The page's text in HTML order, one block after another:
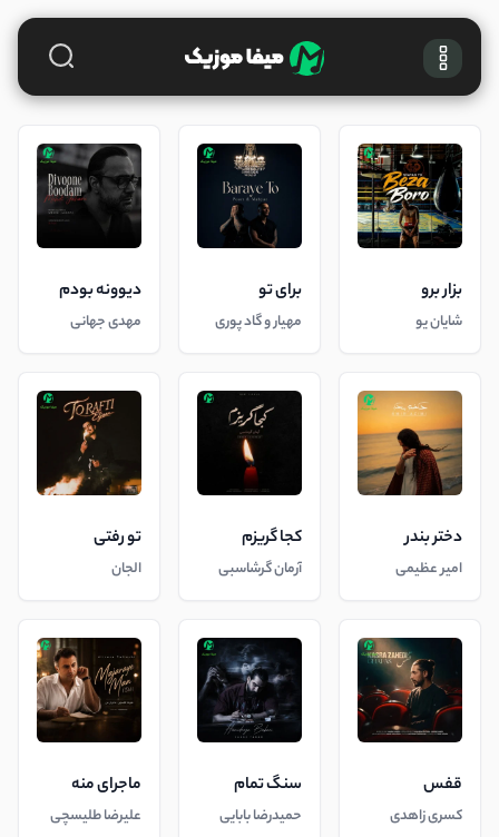
بزار برو
شایان یو
برای تو
مهیار و گاد پوری
دیوونه بودم
مهدی جهانی
دختر بندر
امیر عظیمی
کجا گریزم
آرمان گرشاسبی
تو رفتی
الجان
قفس
کسری زاهدی
سنگ تمام
حمیدرضا بابایی
ماجرای منه
علیرضا طلیسچی